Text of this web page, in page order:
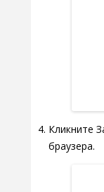
Кликните
браузера.